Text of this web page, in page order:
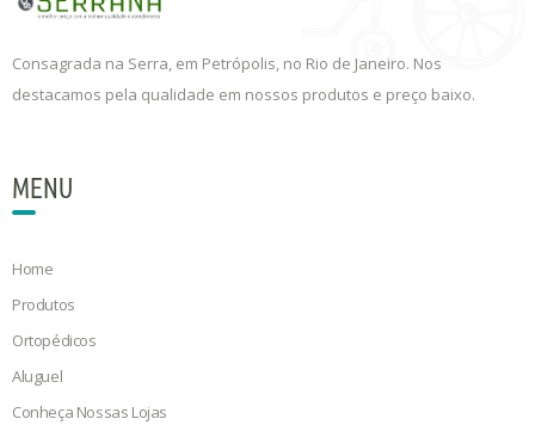
Consagrada na Serra, em Petrópolis, no Rio de Janeiro. Nos
destacamos pela qualidade em nossos produtos e preço baixo.
MENU
Home
Produtos
Ortopédicos
Aluguel
Conheça Nossas Lojas